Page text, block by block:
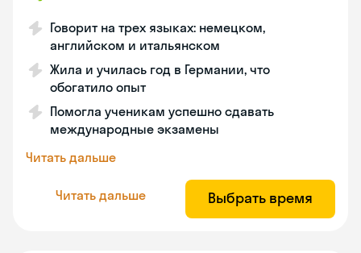
Говорит на трех языках: немецком,
английском и итальянском
Жила и училась год в Германии, что
обогатило опыт
Помогла ученикам успешно сдавать
международные экзамены
Читать дальше
Читать дальше Выбрать время